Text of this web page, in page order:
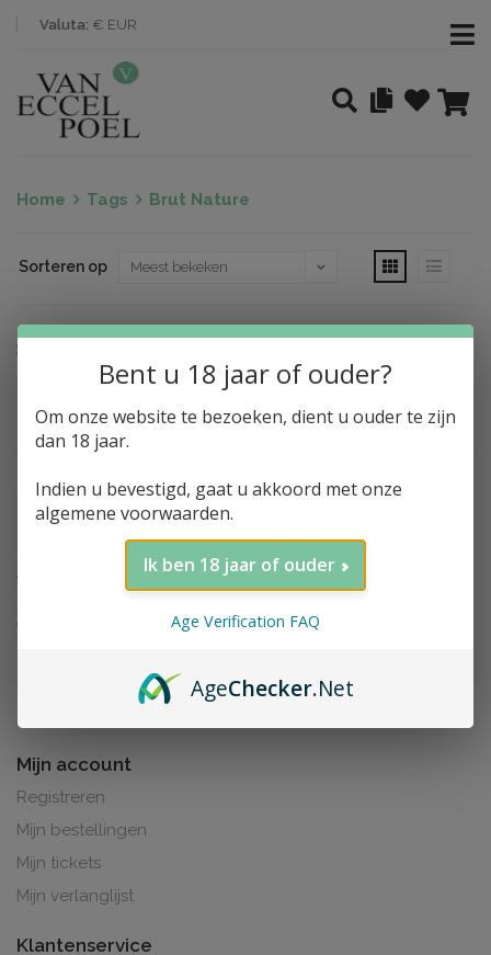
Valuta: € EUR
Home Tags Brut Nature
Sorteren op
Nothing found
Mijn account
Registreren
Mijn bestellingen
Mijn tickets
Mijn verlanglijst
Klantenservice
Bent u 18 jaar of ouder?
Om onze website te bezoeken, dient u ouder te zijn
dan 18 jaar.
Indien u bevestigd, gaat u akkoord met onze
algemene voorwaarden.
Ik ben 18 jaar of ouder
Age Verification FAQ
AgeChecker.Net